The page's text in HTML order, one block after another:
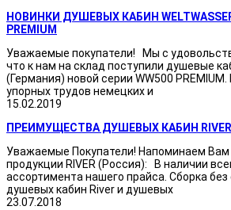
НОВИНКИ ДУШЕВЫХ КАБИН
PREMIUM
Уважаемые покупатели! Мы с
что к нам на склад поступили душевые
(Германия) новой серии WW500
упорных трудов немецких и
15.02.2019
ПРЕИМУЩЕСТВА ДУШЕВЫХ КАБИН RIVER
Уважаемые Покупатели! Напоминаем
продукции RIVER (Россия): В наличии
ассортимента нашего прайса. Сборка без
душевых кабин River и душевых
23.07.2018